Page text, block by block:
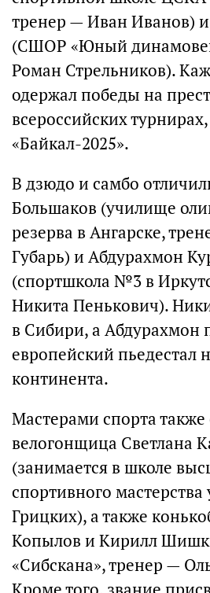
тренер — Иван Иванов)
(СШОР «Юный
Роман Стрельников).
одержал победы на
всероссийских
«Байкал-2025».
В дзюдо и самбо
Большаков (училище
резерва в Ангарске,
Губарь) и Абдурахмон
(спортшкола №3 в
Никита Пенькович).
в Сибири, а Абдурахмон
европейский пьедестал
континента.
Мастерами спорта также
велогонщица Светлана
(занимается в школе
спортивного мастерства
Грицких), а также
Копылов и Кирилл
«Сибскана», тренер —